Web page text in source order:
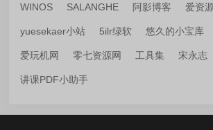
WINOS SALANGHE 阿影博客 爱资
yuesekaer小站 5ilr绿软 悠久的小宝库
爱玩机网 零七资源网 工具集 宋永志
讲课PDF小助手